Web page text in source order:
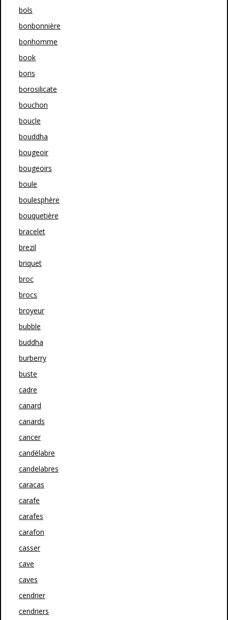
bols
bonbonnière
bonhomme
book
boris
borosilicate
bouchon
boucle
bouddha
bougeoir
bougeoirs
boule
boulesphère
bouquetière
bracelet
brezil
briquet
broc
brocs
broyeur
bubble
buddha
burberry
buste
cadre
canard
canards
cancer
candélabre
candelabres
caracas
carafe
carafes
carafon
casser
cave
caves
cendrier
cendriers